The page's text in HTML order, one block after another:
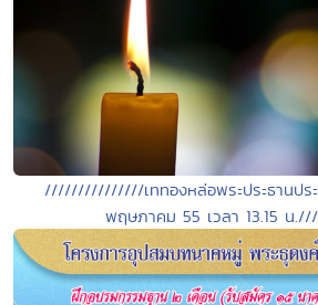
///////////////เททองหล่อพระประธานประ
พฤษภาคม 55 เวลา 13.15